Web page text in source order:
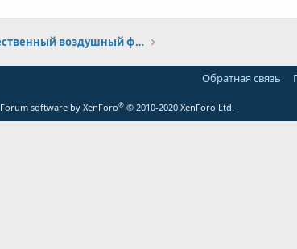
Где заказать качественный воздушный фильтр на ЮБР 125?
Обратная связь
Forum software by XenForo® © 2010-2020 XenForo Ltd.